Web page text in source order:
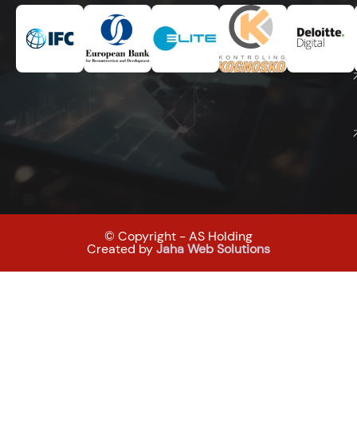
© Copyright - AS Holding
Created byJaha Web Solutions